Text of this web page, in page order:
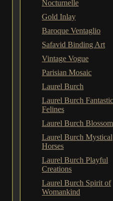
Nocturnelle
Gold Inlay
Baroque Ventaglio
Safavid Binding Art
Vintage Vogue
Parisian Mosaic
Laurel Burch
Laurel Burch Fantastic
Felines
Laurel Burch
Laurel Burch Mystical
Horses
Laurel Burch Playful
Creations
Laurel Burch Spirit of
Womankind